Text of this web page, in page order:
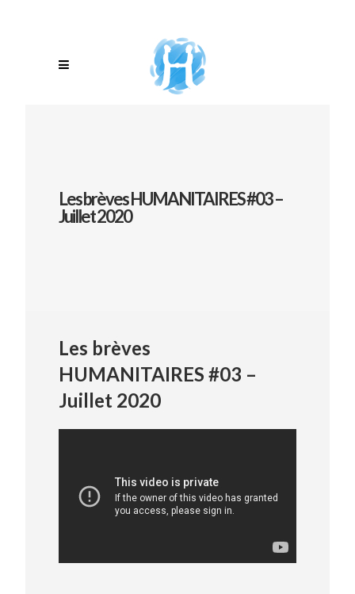
Les brèves HUMANITAIRES #03 –
Juillet 2020
Les brèves
HUMANITAIRES #03 –
Juillet 2020